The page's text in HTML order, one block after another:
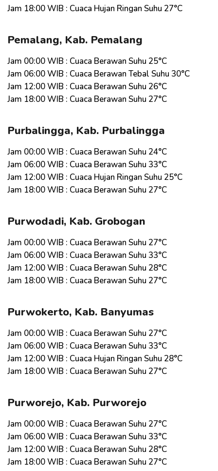
Jam 18:00 WIB : Cuaca Hujan Ringan Suhu 27°C
Pemalang, Kab. Pemalang
Jam 00:00 WIB : Cuaca Berawan Suhu 25°C
Jam 06:00 WIB : Cuaca Berawan Tebal Suhu 30°C
Jam 12:00 WIB : Cuaca Berawan Suhu 26°C
Jam 18:00 WIB : Cuaca Berawan Suhu 27°C
Purbalingga, Kab. Purbalingga
Jam 00:00 WIB : Cuaca Berawan Suhu 24°C
Jam 06:00 WIB : Cuaca Berawan Suhu 33°C
Jam 12:00 WIB : Cuaca Hujan Ringan Suhu 25°C
Jam 18:00 WIB : Cuaca Berawan Suhu 27°C
Purwodadi, Kab. Grobogan
Jam 00:00 WIB : Cuaca Berawan Suhu 27°C
Jam 06:00 WIB : Cuaca Berawan Suhu 33°C
Jam 12:00 WIB : Cuaca Berawan Suhu 28°C
Jam 18:00 WIB : Cuaca Berawan Suhu 27°C
Purwokerto, Kab. Banyumas
Jam 00:00 WIB : Cuaca Berawan Suhu 27°C
Jam 06:00 WIB : Cuaca Berawan Suhu 33°C
Jam 12:00 WIB : Cuaca Hujan Ringan Suhu 28°C
Jam 18:00 WIB : Cuaca Berawan Suhu 27°C
Purworejo, Kab. Purworejo
Jam 00:00 WIB : Cuaca Berawan Suhu 27°C
Jam 06:00 WIB : Cuaca Berawan Suhu 33°C
Jam 12:00 WIB : Cuaca Berawan Suhu 28°C
Jam 18:00 WIB : Cuaca Berawan Suhu 27°C